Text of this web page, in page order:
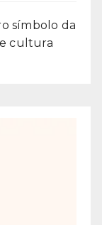
símbolo da
cultura